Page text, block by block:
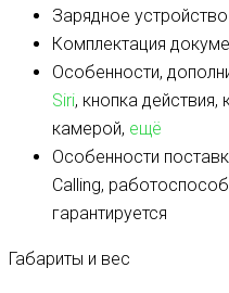
Зарядное
Комплектация
Особенности,
Siri, кнопка действия,
камерой, ещё
Особенности
Calling,
гарантируется
Габариты и вес